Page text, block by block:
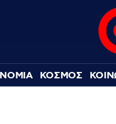
ΚΟΣΜΟΣ